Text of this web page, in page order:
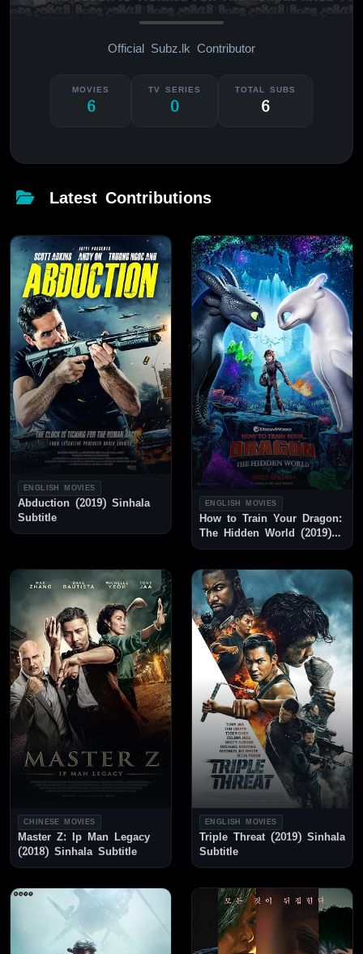
Official Subz.lk Contributor
MOVIES
6
TV SERIES
0
TOTAL SUBS
6
Latest Contributions
ENGLISH MOVIES
Abduction (2019) Sinhala
Subtitle
ENGLISH MOVIES
How to Train Your Dragon:
The Hidden World (2019)
Sinhala Subtitle
CHINESE MOVIES
Master Z: Ip Man Legacy
(2018) Sinhala Subtitle
ENGLISH MOVIES
Triple Threat (2019) Sinhala
Subtitle